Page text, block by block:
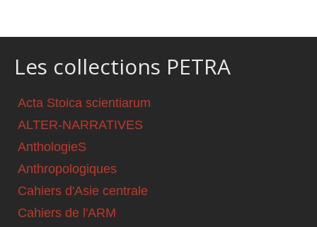
Les collections PETRA
Acta Stoica scientiarum
ALTER-NARRATIVES
AnthologieS
Anthropologiques
Cahiers d'Asie centrale
Cahiers de l'ARM